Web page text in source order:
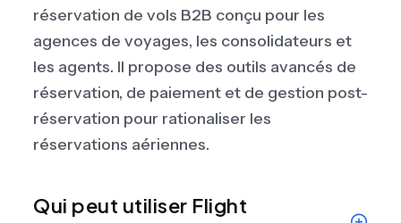
réservation de vols B2B conçu pour les
agences de voyages, les consolidateurs et
les agents. Il propose des outils avancés de
réservation, de paiement et de gestion post-
réservation pour rationaliser les
réservations aériennes.
Qui peut utiliser Flight